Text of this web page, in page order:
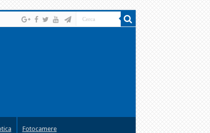
Fotocamere